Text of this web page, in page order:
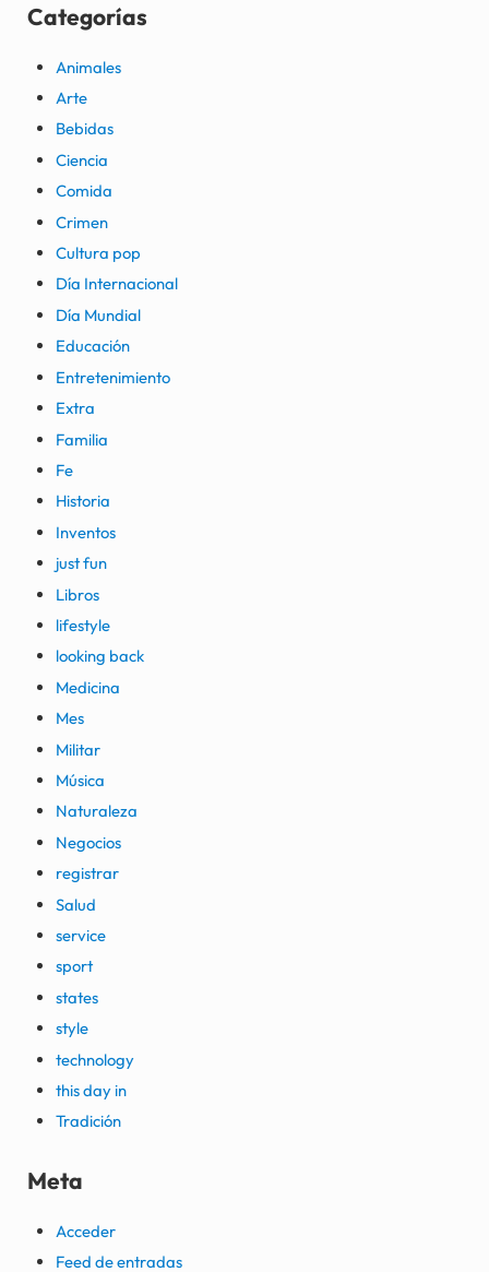
Categorías
Animales
Arte
Bebidas
Ciencia
Comida
Crimen
Cultura pop
Día Internacional
Día Mundial
Educación
Entretenimiento
Extra
Familia
Fe
Historia
Inventos
just fun
Libros
lifestyle
looking back
Medicina
Mes
Militar
Música
Naturaleza
Negocios
registrar
Salud
service
sport
states
style
technology
this day in
Tradición
Meta
Acceder
Feed de entradas